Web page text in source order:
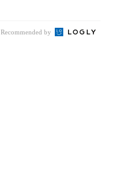
Recommended by